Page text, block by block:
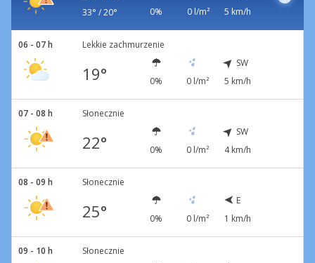
33° / 20°
0% 0 l/m²
5 km/h
06 - 07 h Lekkie zachmurzenie
19° 0% 0 l/m²
SW
5 km/h
07 - 08 h Słonecznie
22° 0% 0 l/m²
SW
4 km/h
08 - 09 h Słonecznie
25° 0% 0 l/m²
E
1 km/h
09 - 10 h Słonecznie